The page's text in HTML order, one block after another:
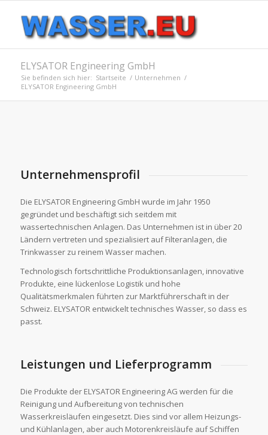
ELYSATOR Engineering GmbH
Sie befinden sich hier: Startseite / Unternehmen /
ELYSATOR Engineering GmbH
Unternehmensprofil
Die ELYSATOR Engineering GmbH wurde im Jahr 1950
gegründet und beschäftigt sich seitdem mit
wassertechnischen Anlagen. Das Unternehmen ist in über 20
Ländern vertreten und spezialisiert auf Filteranlagen, die
Trinkwasser zu reinem Wasser machen.
Technologisch fortschrittliche Produktionsanlagen, innovative
Produkte, eine lückenlose Logistik und hohe
Qualitätsmerkmalen führten zur Marktführerschaft in der
Schweiz. ELYSATOR entwickelt technisches Wasser, so dass es
passt.
Leistungen und Lieferprogramm
Die Produkte der ELYSATOR Engineering AG werden für die
Reinigung und Aufbereitung von technischen
Wasserkreisläufen eingesetzt. Dies sind vor allem Heizungs-
und Kühlanlagen, aber auch Motorenkreisläufe auf Schiffen